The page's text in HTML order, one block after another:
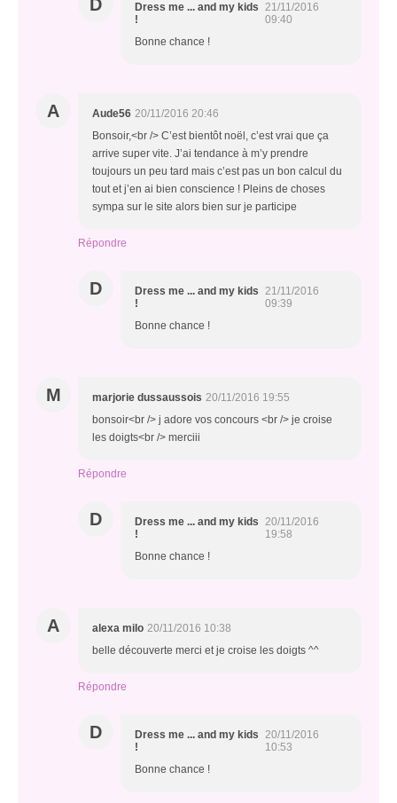
D
Dress me ... and my kids
!
21/11/2016
09:40
Bonne chance !
A Aude56 20/11/2016 20:46
Bonsoir,<br /> C’est bientôt noël, c’est vrai que ça
arrive super vite. J’ai tendance à m’y prendre
toujours un peu tard mais c’est pas un bon calcul du
tout et j’en ai bien conscience ! Pleins de choses
sympa sur le site alors bien sur je participe
Répondre
D
Dress me ... and my kids
!
21/11/2016
09:39
Bonne chance !
M marjorie dussaussois 20/11/2016 19:55
bonsoir<br /> j adore vos concours <br /> je croise
les doigts<br /> merciii
Répondre
D
Dress me ... and my kids
!
20/11/2016
19:58
Bonne chance !
A alexa milo 20/11/2016 10:38
belle découverte merci et je croise les doigts ^^
Répondre
D
Dress me ... and my kids
!
20/11/2016
10:53
Bonne chance !